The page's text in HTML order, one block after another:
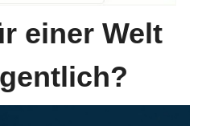
einer Welt